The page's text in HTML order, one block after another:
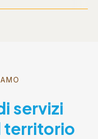
servizi
territorio